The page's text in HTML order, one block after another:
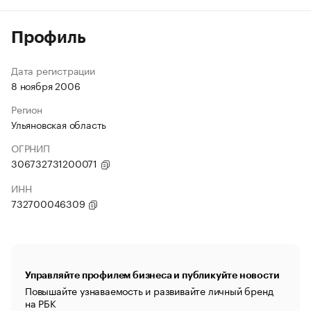
Профиль
Дата регистрации
8 ноября 2006
Регион
Ульяновская область
ОГРНИП
306732731200071
ИНН
732700046309
Управляйте профилем бизнеса и публикуйте новости
Повышайте узнаваемость и развивайте личный бренд
на РБК